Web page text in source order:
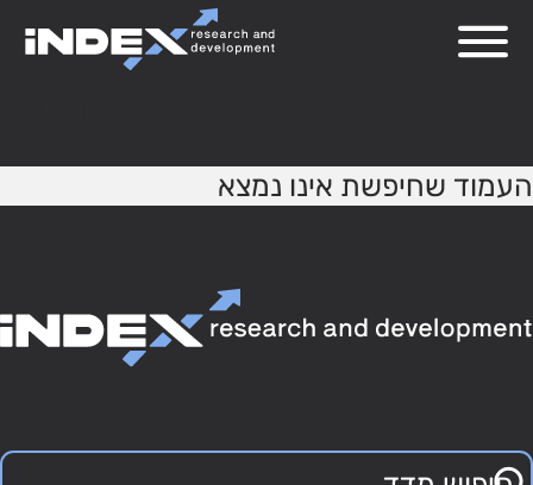
העמוד שחיפשת אינו נמצא